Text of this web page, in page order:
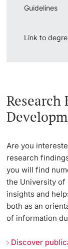
Guidelines
Link to
Are you
research
you will find
the University of
insights and
both as an
of information
Discover